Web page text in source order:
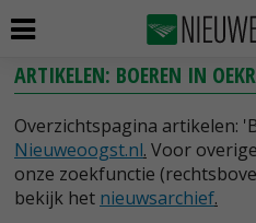
ARTIKELEN: BOEREN IN
Overzichtspagina artikelen:
Nieuweoogst.nl. Voor
onze zoekfunctie
bekijk het nieuwsarchief.